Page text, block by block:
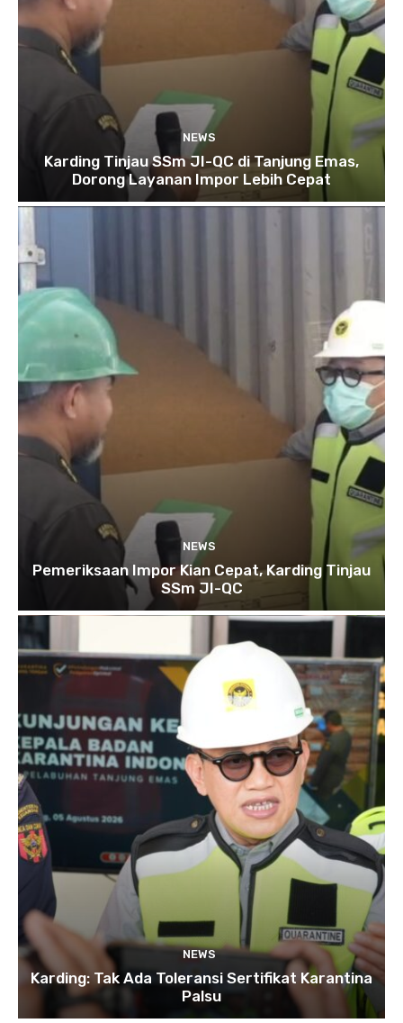
NEWS
Karding Tinjau SSm JI-QC di Tanjung Emas,
Dorong Layanan Impor Lebih Cepat
NEWS
Pemeriksaan Impor Kian Cepat, Karding Tinjau
SSm JI-QC
NEWS
Karding: Tak Ada Toleransi Sertifikat Karantina
Palsu